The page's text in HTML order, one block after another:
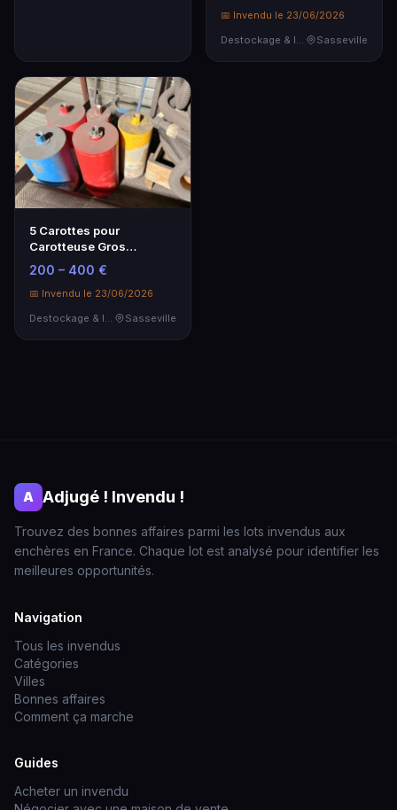
📅 Invendu le 23/06/2026
Sasseville
5 Carottes pour
Carotteuse Gros
Calibres - Lot de
Destockage
200 – 400 €
📅 Invendu le 23/06/2026
Destockage & Invendus
Sasseville
A Adjugé ! Invendu !
Trouvez des bonnes affaires parmi les lots invendus aux
enchères en France. Chaque lot est analysé pour identifier les
meilleures opportunités.
Navigation
Tous les invendus
Catégories
Villes
Bonnes affaires
Comment ça marche
Guides
Acheter un invendu